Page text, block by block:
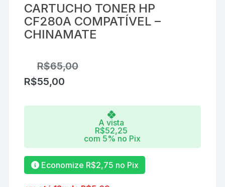
CARTUCHO TONER HP
CF280A COMPATÍVEL –
CHINAMATE
R$65,00
R$55,00
A vista
R$52,25
com 5% no Pix
Economize R$2,75 no Pix